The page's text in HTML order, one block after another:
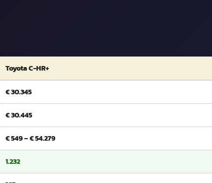
Toyota C-HR+
€ 30.345
€ 30.445
€ 549 – € 54.279
1.232